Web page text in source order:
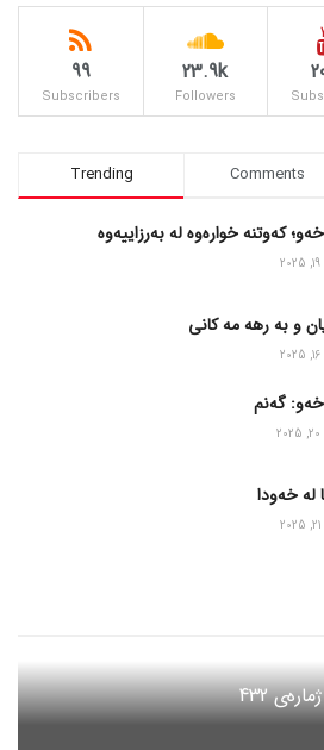
23.9k
Followers
99
Subscribers
Trending Comments
کەوتنە خوارەوە لە بەرزاییەوە
و به رهه مه کانی
خەو: گەنم
لە خەودا
432